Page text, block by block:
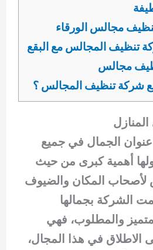
الجمال في جميع
أهمية كبرى من حيث
لأصحاب المكان والضيوف
الشركة بجمالها
والمطلوب، فهي
في هذا المجال،